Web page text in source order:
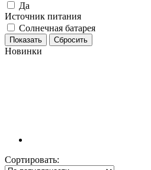
Да
Источник питания
Солнечная батарея
Новинки
Сортировать: